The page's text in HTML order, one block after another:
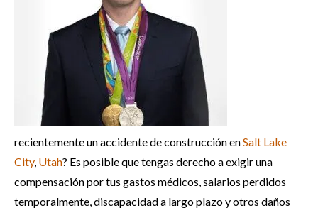
recientemente un accidente de construcción enSalt Lake
City, Utah? Es posible que tengas derecho a exigir una
compensación por tus gastos médicos, salarios perdidos
temporalmente, discapacidad a largo plazo y otros daños